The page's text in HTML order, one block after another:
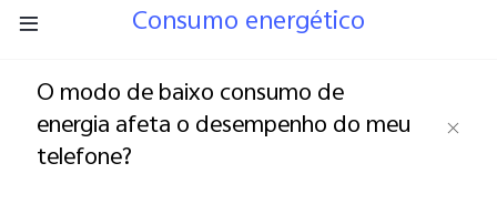
Consumo energético
O modo de baixo consumo de
energia afeta o desempenho do meu
telefone?